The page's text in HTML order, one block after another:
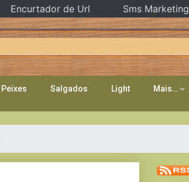
Peixes Salgados Light Mais…
Encurtador de Url Sms Marketing